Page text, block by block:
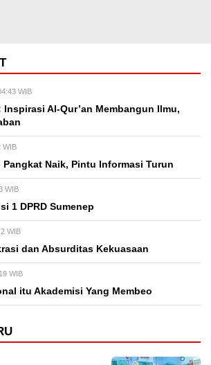
WIB
Inspirasi Al-Qur’an Membangun Ilmu,
WIB
Pangkat Naik, Pintu Informasi Turun
WIB
1 DPRD Sumenep
WIB
dan Absurditas Kekuasaan
WIB
itu Akademisi Yang Membeo